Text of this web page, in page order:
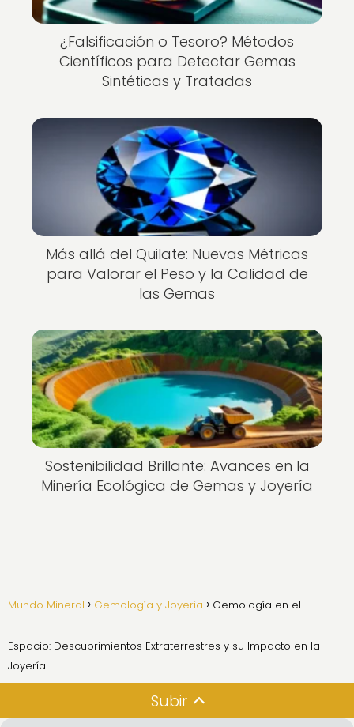
¿Falsificación o Tesoro? Métodos
Científicos para Detectar Gemas
Sintéticas y Tratadas
Más allá del Quilate: Nuevas Métricas
para Valorar el Peso y la Calidad de
las Gemas
Sostenibilidad Brillante: Avances en la
Minería Ecológica de Gemas y Joyería
Mundo Mineral Gemología y Joyería Gemología en el
Espacio: Descubrimientos Extraterrestres y su Impacto en la
Joyería
Subir